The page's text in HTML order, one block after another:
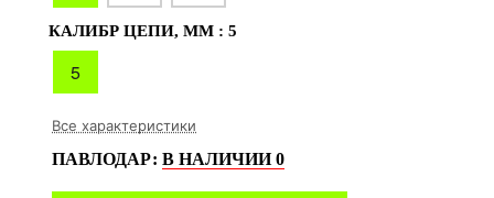
КАЛИБР ЦЕПИ, ММ : 5
5
Все характеристики
ПАВЛОДАР: В НАЛИЧИИ0